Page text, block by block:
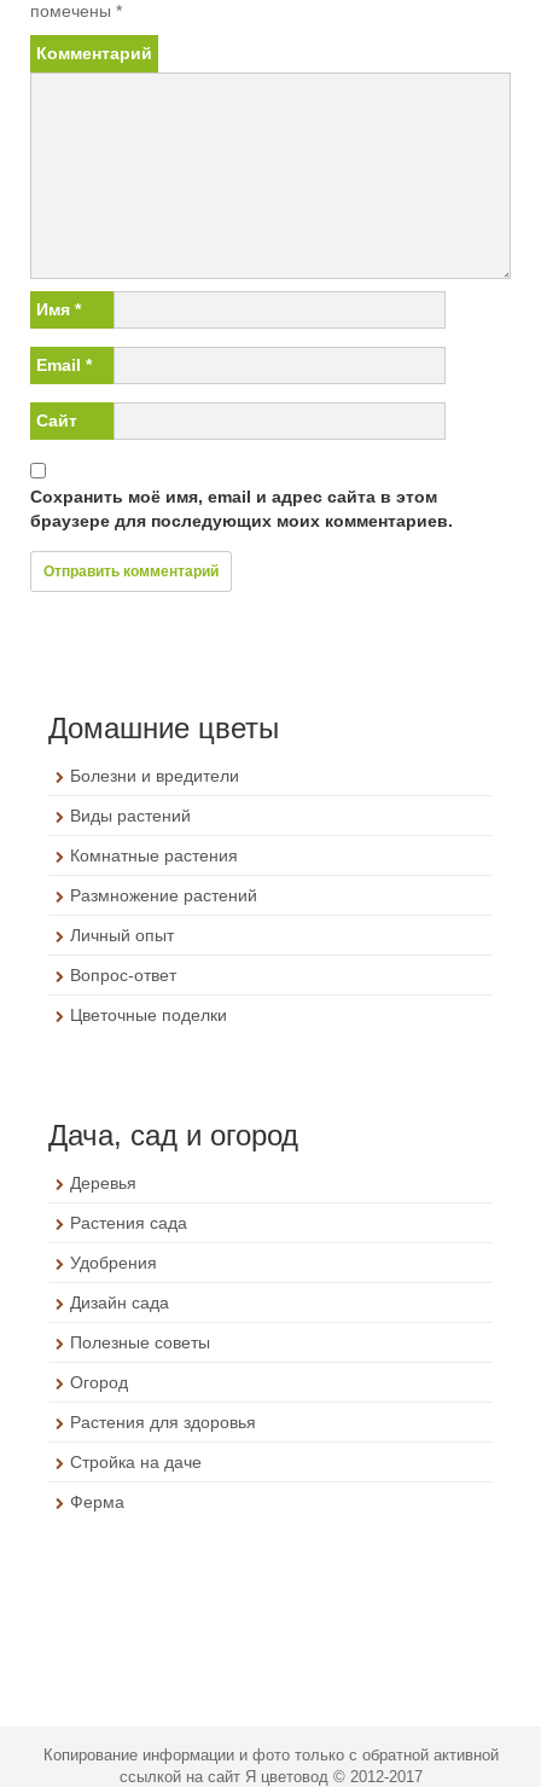
помечены *
Комментарий
Имя *
Email *
Сайт
Сохранить моё имя, email и адрес сайта в этом
браузере для последующих моих комментариев.
Домашние цветы
Болезни и вредители
Виды растений
Комнатные растения
Размножение растений
Личный опыт
Вопрос-ответ
Цветочные поделки
Дача, сад и огород
Деревья
Растения сада
Удобрения
Дизайн сада
Полезные советы
Огород
Растения для здоровья
Стройка на даче
Ферма
Копирование информации и фото только с обратной активной
ссылкой на сайт Я цветовод © 2012-2017